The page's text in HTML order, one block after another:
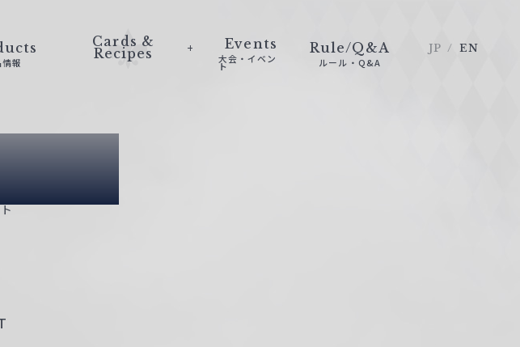
報
Cards &
Recipes
Events
大会・イベン
ト
Rule/Q&A
ルール・Q&A
JP EN